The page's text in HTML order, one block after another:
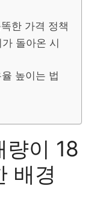
한 가격 정책
돌아온 시
높이는 법
량이 18
배경